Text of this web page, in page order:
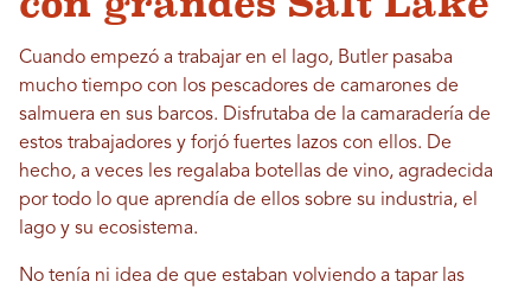
Cuando empezó a trabajar en el lago, Butler pasaba
mucho tiempo con los pescadores de camarones de
salmuera en sus barcos. Disfrutaba de la camaradería de
estos trabajadores y forjó fuertes lazos con ellos. De
hecho, a veces les regalaba botellas de vino, agradecida
por todo lo que aprendía de ellos sobre su industria, el
lago y su ecosistema.
No tenía ni idea de que estaban volviendo a tapar las